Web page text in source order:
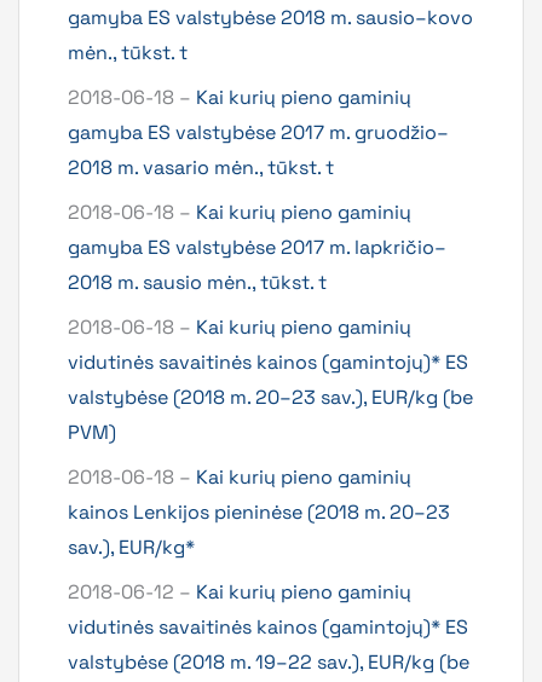
gamyba ES valstybėse 2018 m. sausio–kovo
mėn., tūkst. t
2018-06-18 – Kai kurių pieno gaminių
gamyba ES valstybėse 2017 m. gruodžio–
2018 m. vasario mėn., tūkst. t
2018-06-18 – Kai kurių pieno gaminių
gamyba ES valstybėse 2017 m. lapkričio–
2018 m. sausio mėn., tūkst. t
2018-06-18 – Kai kurių pieno gaminių
vidutinės savaitinės kainos (gamintojų)* ES
valstybėse (2018 m. 20–23 sav.), EUR/kg (be
PVM)
2018-06-18 – Kai kurių pieno gaminių
kainos Lenkijos pieninėse (2018 m. 20–23
sav.), EUR/kg*
2018-06-12 – Kai kurių pieno gaminių
vidutinės savaitinės kainos (gamintojų)* ES
valstybėse (2018 m. 19–22 sav.), EUR/kg (be